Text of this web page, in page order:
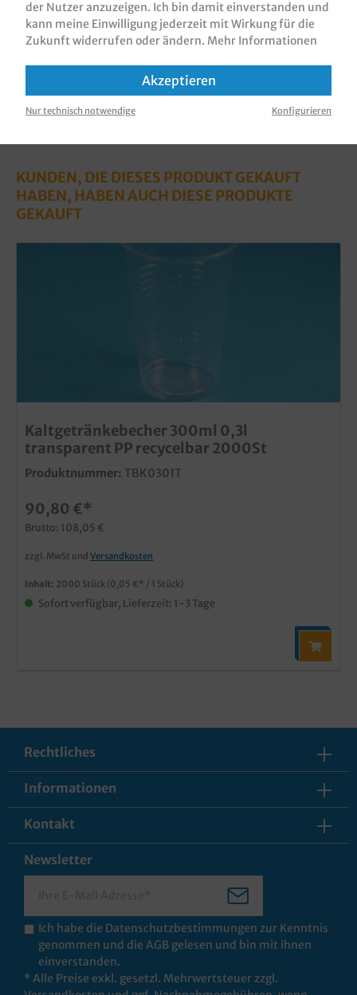
Informationen zur Produktsicherheit
KUNDEN, DIE DIESES PRODUKT GEKAUFT
HABEN, HABEN AUCH DIESE PRODUKTE
GEKAUFT
Kaltgetränkebecher 300ml 0,3l
transparent PP recycelbar 2000St
Produktnummer: TBK0301T
90,80 €*
Brutto: 108,05 €
zzgl. MwSt und Versandkosten
Inhalt: 2000 Stück (0,05 €* / 1 Stück)
Sofort verfügbar, Lieferzeit: 1-3 Tage
Rechtliches
Informationen
Kontakt
Newsletter
Ich habe die Datenschutzbestimmungen zur Kenntnis
genommen und die AGB gelesen und bin mit ihnen
einverstanden.
* Alle Preise exkl. gesetzl. Mehrwertsteuer zzgl.
der Nutzer anzuzeigen. Ich bin damit einverstanden und
kann meine Einwilligung jederzeit mit Wirkung für die
Zukunft widerrufen oder ändern. Mehr Informationen
Akzeptieren
Nur technisch notwendige Konfigurieren